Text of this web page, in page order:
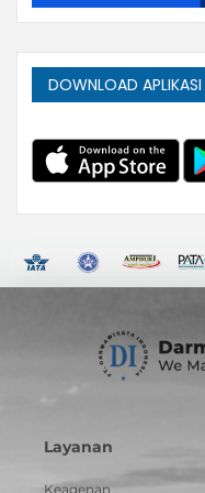
DOWNLOAD APLIKASI
Layanan
Keagenan